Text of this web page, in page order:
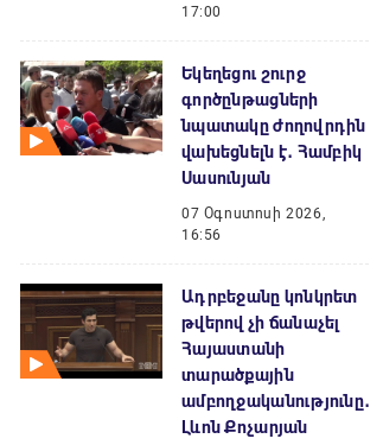
17:00
Եկեղեցու շուրջ
գործընթացների
նպատակը ժողովրդին
վախեցնելն է․ Համբիկ
Սասունյան
07 Օգոստոսի 2026,
16:56
Ադրբեջանը կոնկրետ
թվերով չի ճանաչել
Հայաստանի
տարածքային
ամբողջականությունը․
Լևոն Քոչարյան